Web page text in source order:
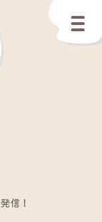
信！